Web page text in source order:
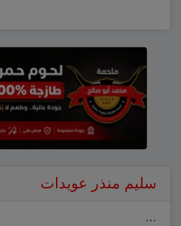
سليم منذر عويدات
…